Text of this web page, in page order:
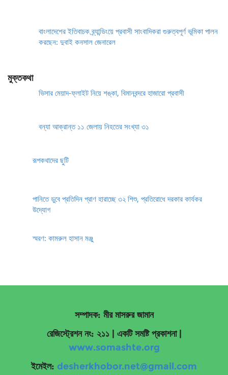
বাংলাদেশের ইতিবাচক ব্র্যান্ডিংয়ে প্রবাসী সাংবাদিকরা গুরুত্বপূর্ণ ভূমিকা পালন
করছেন: দুবাই কনসাল জেনারেল
মুক্তকথা
ভিসার মেয়াদ-ফ্লাইট নিয়ে শঙ্কা, বিমানবন্দরে হাজারো প্রবাসী
বন্যা আক্রান্ত ১১ জেলায় নিহতের সংখ্যা ৩১
রূপকথাদের ছুটি
পানিতে ডুবে প্রতিদিন প্রাণ হারাচ্ছে ৩২ শিশু, প্রতিরোধে দরকার কার্যকর
উদ্যোগ
স্মরণ: কামরুল হাসান মঞ্জু
সম্পাদক: মীর মাসরুর জামান
রেজিস্ট্রেশন নং: ২১১ | একটি সমষ্টি প্রকাশনা
www.somashte.org
ইমেইল: desherkhobor.net@gmail.com